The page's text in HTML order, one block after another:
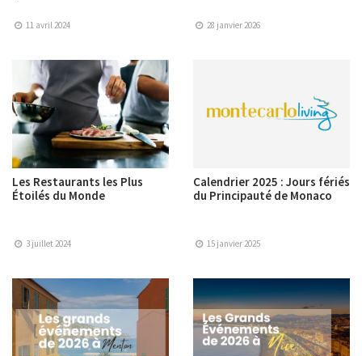
11 avril 2024 28 janvier 2026
Les Restaurants les Plus
Étoilés du Monde
3 juillet 2024
Calendrier 2025 : Jours fériés
du Principauté de Monaco
15 janvier 2025